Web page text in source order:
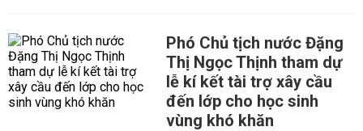
Phó Chủ tịch nước Đặng
Thị Ngọc Thịnh tham dự
lễ kí kết tài trợ xây cầu
đến lớp cho học sinh
vùng khó khăn